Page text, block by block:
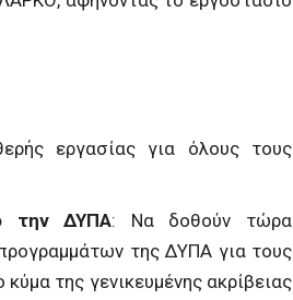
εργασίας για όλους τους
την ΔΥΠΑ: Να δοθούν τώρα
της ΔΥΠΑ για τους
της γενικευμένης ακρίβειας